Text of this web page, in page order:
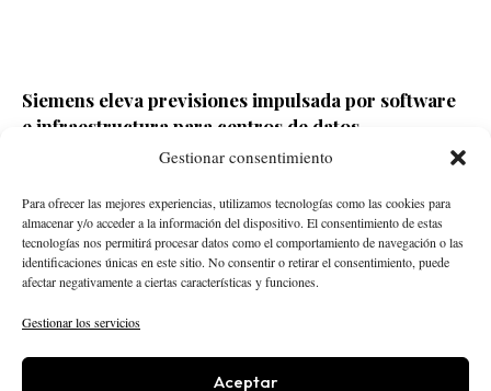
Gestionar consentimiento
Para ofrecer las mejores experiencias, utilizamos tecnologías como las cookies para
almacenar y/o acceder a la información del dispositivo. El consentimiento de estas
tecnologías nos permitirá procesar datos como el comportamiento de navegación o las
identificaciones únicas en este sitio. No consentir o retirar el consentimiento, puede
afectar negativamente a ciertas características y funciones.
Gestionar los servicios
Aceptar
Siemens eleva previsiones impulsada por software
e infraestructura para centros de datos
Hace 2 días
INTELIGENCIA ARTIFICIAL